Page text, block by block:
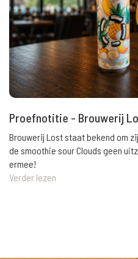
Proefnotitie - Brouwerij
Brouwerij Lost staat bekend om
de smoothie sour Clouds geen
ermee!
Verder lezen